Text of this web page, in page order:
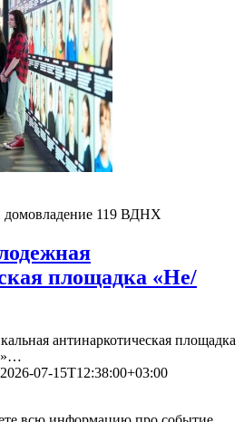
119 ВДНХ
площадка «Не/
антинаркотическая площадка
2026-07-15T12:38:00+03:00